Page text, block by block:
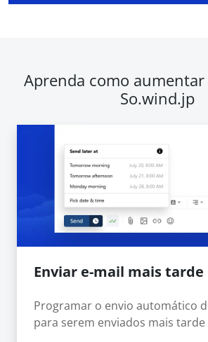
Aprenda como
So.wind.jp
Enviar e-mail mais tarde
Programar o envio automático
para serem enviados mais tarde